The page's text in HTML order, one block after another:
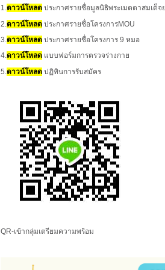
1.ดาวน์โหลด ประกาศรายชื่อมูลนิธิพระเมตตาสมเด็จ
2. ดาวน์โหลด ประกาศรายชื่อโครงการMOU
3.ดาวน์โหลด ประกาศรายชื่อโครงการ 9 หมอ
4.ดาวน์โหลด แบบฟอร์มการตรวจร่างกาย
5. ดาวน์โหลด ปฏิทินการรับสมัคร
QR-เข้ากลุ่มเตรียมความพร้อม